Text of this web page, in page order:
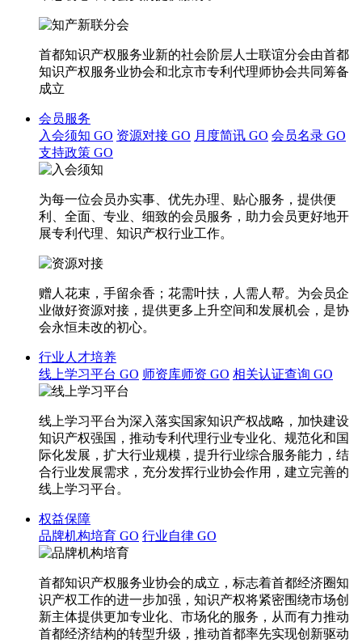
首都知识产权服务业新的社会阶层人士联谊分会由首都
知识产权服务业协会和北京市专利代理师协会共同筹备
成立
会员服务
入会须知 GO 资源对接 GO 月度简讯 GO 会员名录 GO
支持政策 GO
为每一位会员办实事、优先办理、贴心服务，提供便
利、全面、专业、细致的会员服务，助力会员更好地开
展专利代理、知识产权行业工作。
赠人花束，手留余香；花需叶扶，人需人帮。为会员企
业做好资源对接，提供更多上升空间和发展机会，是协
会永恒未改的初心。
行业人才培养
线上学习平台 GO 师资库师资 GO 相关认证查询 GO
线上学习平台为深入落实国家知识产权战略，加快建设
知识产权强国，推动专利代理行业专业化、规范化和国
际化发展，扩大行业规模，提升行业综合服务能力，结
合行业发展需求，充分发挥行业协会作用，建立完善的
线上学习平台。
权益保障
品牌机构培育 GO 行业自律 GO
首都知识产权服务业协会的成立，标志着首都经济圈知
识产权工作的进一步加强，知识产权将紧密围绕市场创
新主体提供更加专业化、市场化的服务，从而有力推动
首都经济结构的转型升级，推动首都率先实现创新驱动